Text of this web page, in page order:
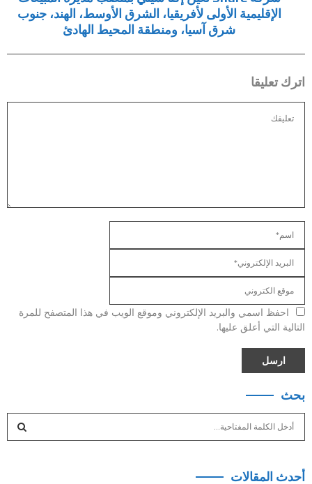
الإقليمية الأولى لأفريقيا، الشرق الأوسط، الهند، جنوب
شرق آسيا، ومنطقة المحيط الهادئ
اترك تعليقا
احفظ اسمي والبريد الإلكتروني وموقع الويب في هذا المتصفح للمرة
التالية التي أعلق عليها.
بحث
cأحدث المقالات